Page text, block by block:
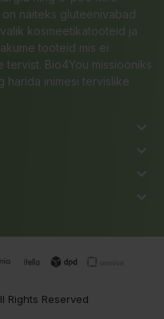
näiteks gluteenivabad
kosmeetikatooteid ja
tooteid mis ei
Bio4You missiooniks
harida inimesi tervislike
keyboard_arrow_down
keyboard_arrow_down
keyboard_arrow_down
keyboard_arrow_down
Rights Reserved